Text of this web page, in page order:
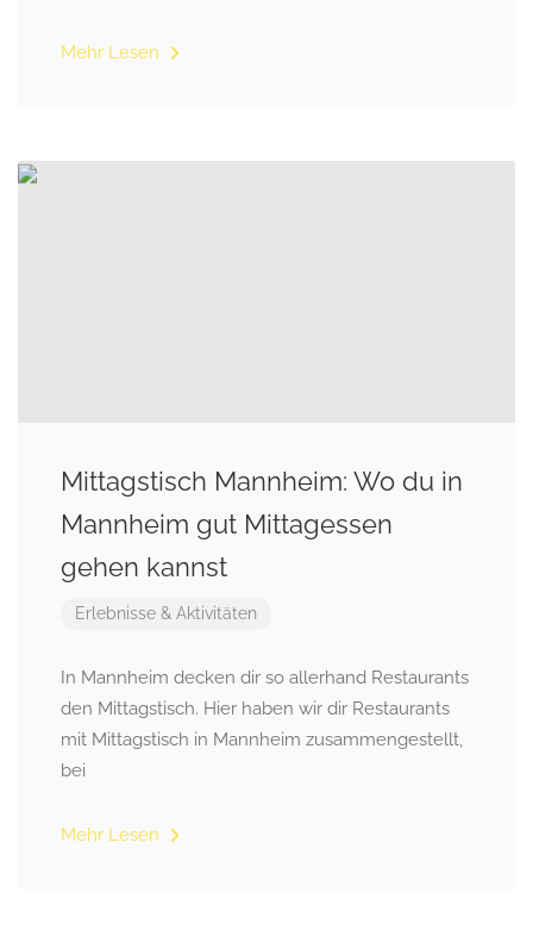
Mehr Lesen
Mittagstisch Mannheim: Wo du in
Mannheim gut Mittagessen
gehen kannst
Erlebnisse & Aktivitäten
In Mannheim decken dir so allerhand Restaurants
den Mittagstisch. Hier haben wir dir Restaurants
mit Mittagstisch in Mannheim zusammengestellt,
bei
Mehr Lesen